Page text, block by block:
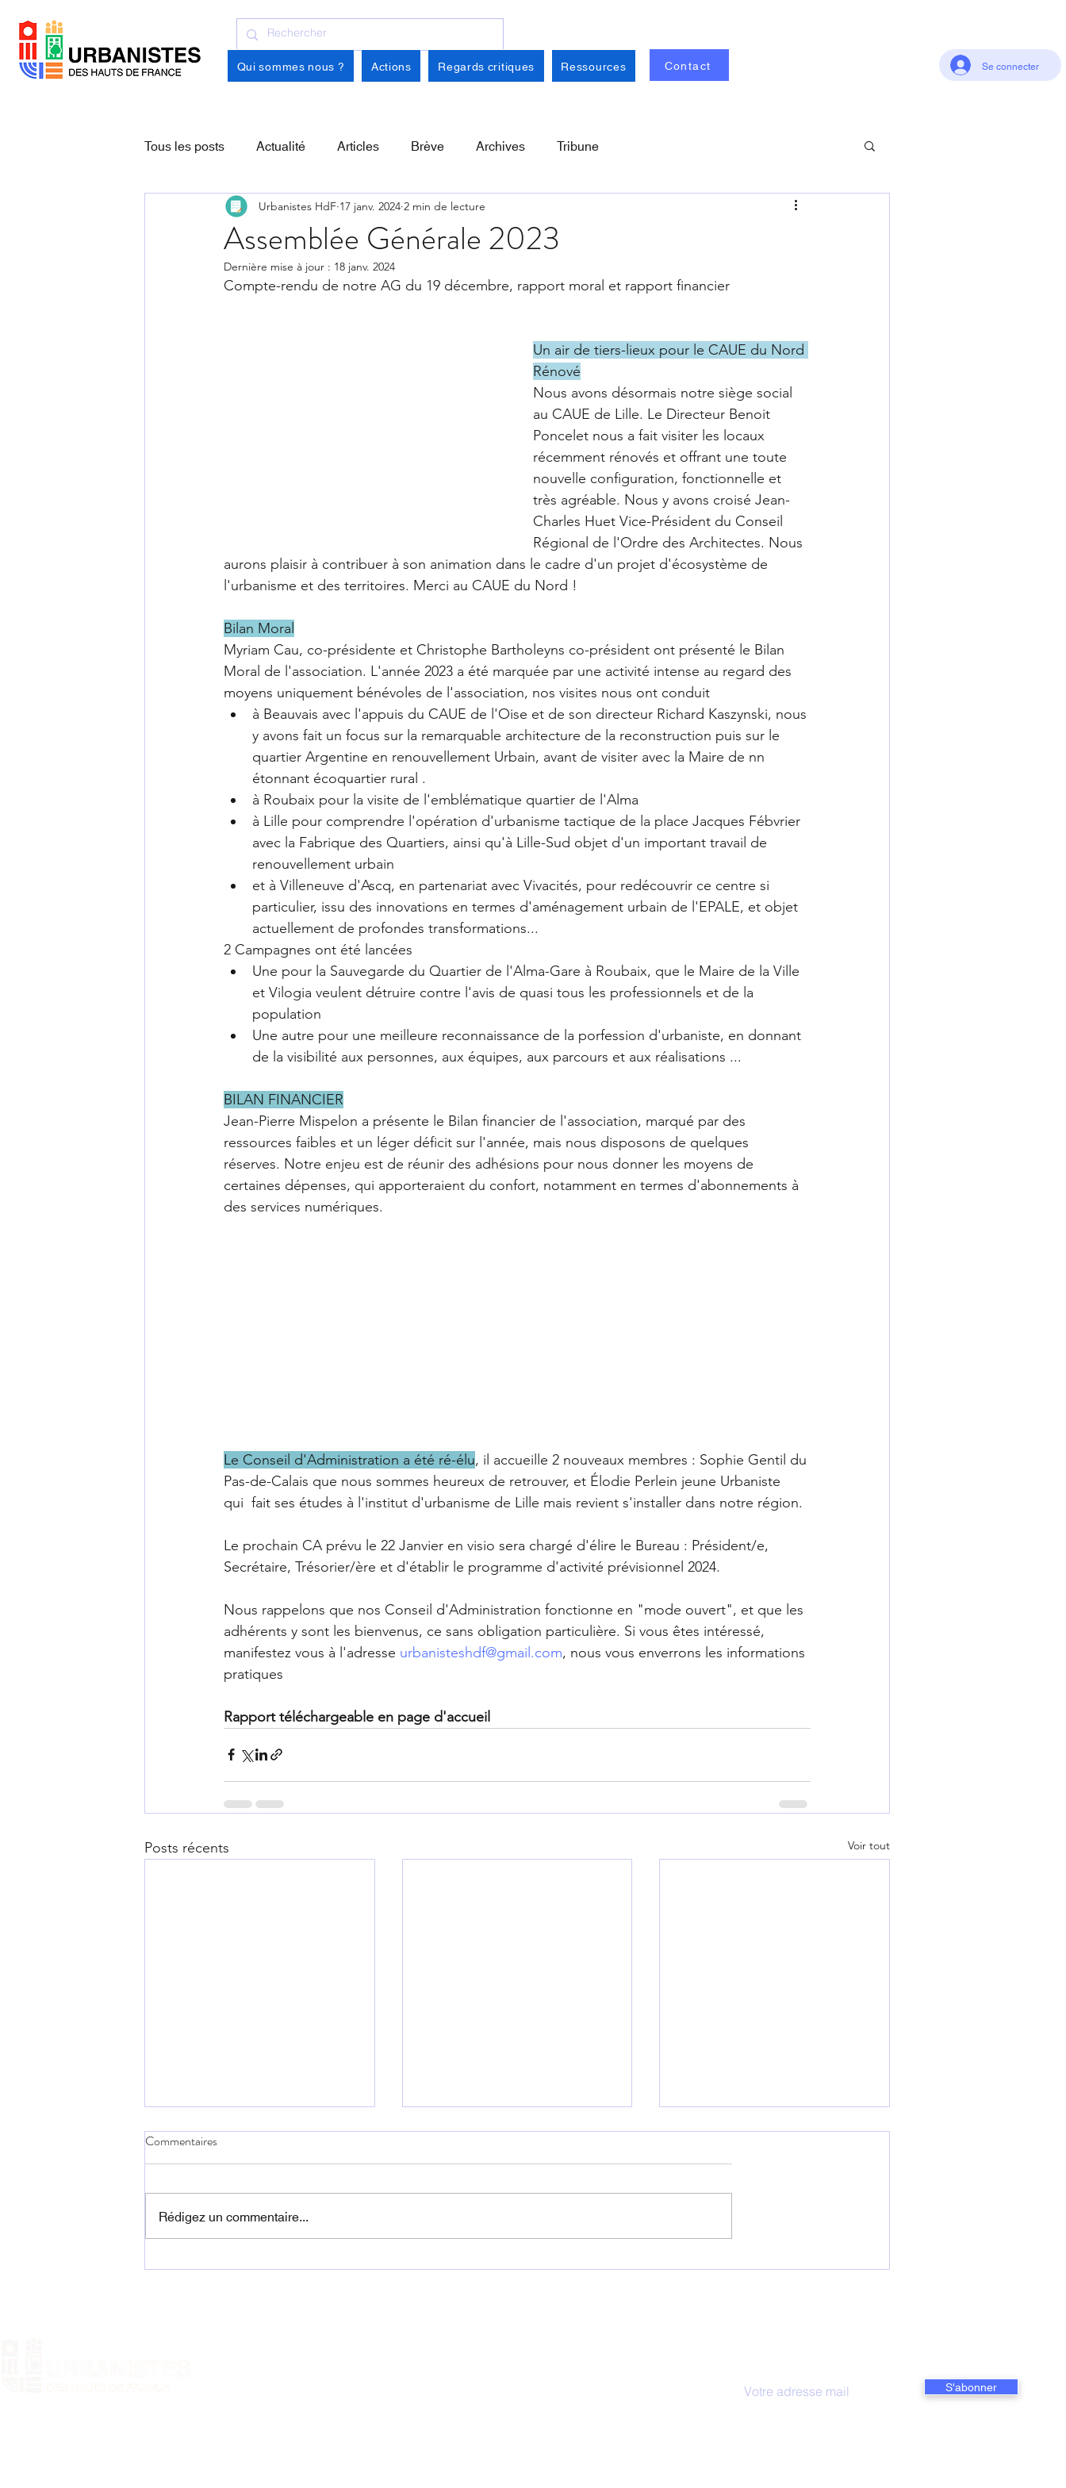
Qui sommes nous ? Actions Regards critiques Ressources Contact Se connecter
Tous les posts Actualité Articles Brève Archives Tribune
Assemblée Générale 2023
Urbanistes HdF 17 janv. 2024 2 min de lecture
Dernière mise à jour : 18 janv. 2024
Compte-rendu de notre AG du 19 décembre, rapport moral et rapport financier
Un air de tiers-lieux pour le CAUE du Nord
Rénové
Nous avons désormais notre siège social
au CAUE de Lille. Le Directeur Benoit
Poncelet nous a fait visiter les locaux
récemment rénovés et offrant une toute
nouvelle configuration, fonctionnelle et
très agréable. Nous y avons croisé Jean-
Charles Huet Vice-Président du Conseil
Régional de l'Ordre des Architectes. Nous
aurons plaisir à contribuer à son animation dans le cadre d'un projet d'écosystème de
l'urbanisme et des territoires. Merci au CAUE du Nord !
Bilan Moral
Myriam Cau, co-présidente et Christophe Bartholeyns co-président ont présenté le Bilan
Moral de l'association. L'année 2023 a été marquée par une activité intense au regard des
moyens uniquement bénévoles de l'association, nos visites nous ont conduit
à Beauvais avec l'appuis du CAUE de l'Oise et de son directeur Richard Kaszynski, nous
y avons fait un focus sur la remarquable architecture de la reconstruction puis sur le
quartier Argentine en renouvellement Urbain, avant de visiter avec la Maire de nn
étonnant écoquartier rural .
à Roubaix pour la visite de l'emblématique quartier de l'Alma
à Lille pour comprendre l'opération d'urbanisme tactique de la place Jacques Fébvrier
avec la Fabrique des Quartiers, ainsi qu'à Lille-Sud objet d'un important travail de
renouvellement urbain
et à Villeneuve d'Ascq, en partenariat avec Vivacités, pour redécouvrir ce centre si
particulier, issu des innovations en termes d'aménagement urbain de l'EPALE, et objet
actuellement de profondes transformations...
2 Campagnes ont été lancées
Une pour la Sauvegarde du Quartier de l'Alma-Gare à Roubaix, que le Maire de la Ville
et Vilogia veulent détruire contre l'avis de quasi tous les professionnels et de la
population
Une autre pour une meilleure reconnaissance de la porfession d'urbaniste, en donnant
de la visibilité aux personnes, aux équipes, aux parcours et aux réalisations ...
BILAN FINANCIER
Jean-Pierre Mispelon a présente le Bilan financier de l'association, marqué par des
ressources faibles et un léger déficit sur l'année, mais nous disposons de quelques
réserves. Notre enjeu est de réunir des adhésions pour nous donner les moyens de
certaines dépenses, qui apporteraient du confort, notamment en termes d'abonnements à
des services numériques.
Le Conseil d'Administration a été ré-élu, il accueille 2 nouveaux membres : Sophie Gentil du
Pas-de-Calais que nous sommes heureux de retrouver, et Élodie Perlein jeune Urbaniste
qui  fait ses études à l'institut d'urbanisme de Lille mais revient s'installer dans notre région.
Le prochain CA prévu le 22 Janvier en visio sera chargé d'élire le Bureau : Président/e,
Secrétaire, Trésorier/ère et d'établir le programme d'activité prévisionnel 2024.
Nous rappelons que nos Conseil d'Administration fonctionne en "mode ouvert", et que les
adhérents y sont les bienvenus, ce sans obligation particulière. Si vous êtes intéressé,
manifestez vous à l'adresse urbanisteshdf@gmail.com, nous vous enverrons les informations
pratiques
Rapport téléchargeable en page d'accueil
Posts récents Voir tout
Chronique d'une Saint-Urbain à
QUELS DÉBOUCHÉS
Le "Document Unique
Commentaires
Rédigez un commentaire...
S'abonner